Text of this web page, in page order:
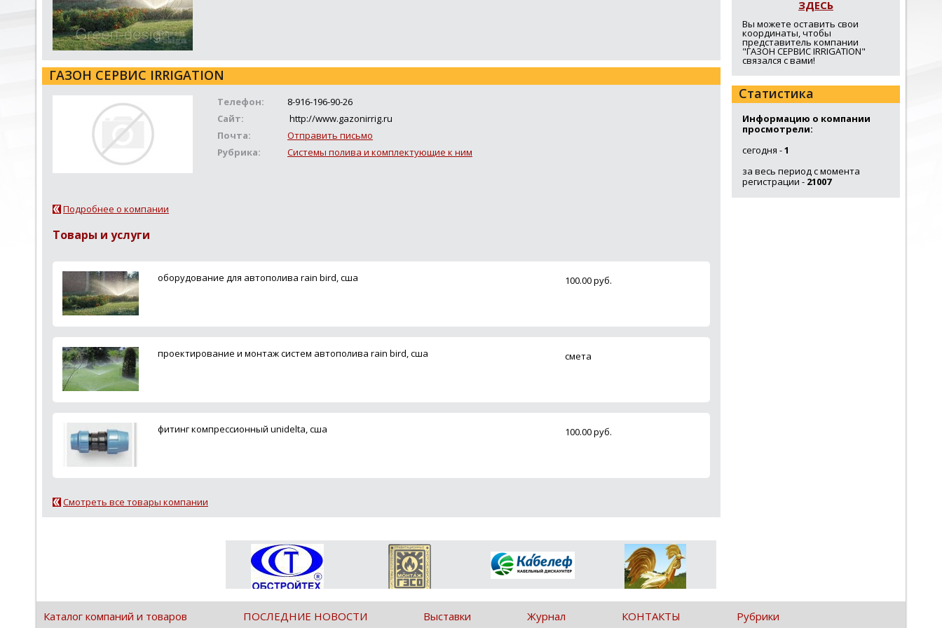
ГАЗОН СЕРВИС IRRIGATION
Телефон:
8-916-196-90-26
Сайт:
http://www.gazonirrig.ru
Почта:
Отправить письмо
Рубрика:
Системы полива и комплектующие к ним
Подробнее о компании
Товары и услуги
оборудование для автополива rain bird, сша 100.00 руб.
проектирование и монтаж систем автополива rain bird, сша смета
фитинг компрессионный unidelta, сша 100.00 руб.
Смотреть все товары компании
ЗДЕСЬ
Вы можете оставить свои
координаты, чтобы
представитель компании
"ГАЗОН СЕРВИС IRRIGATION"
связался с вами!
Статистика
Информацию о компании
просмотрели:
сегодня -1
за весь период с момента
регистрации - 21007
Каталог компаний и товаров ПОСЛЕДНИЕ НОВОСТИ Выставки Журнал КОНТАКТЫ Рубрики